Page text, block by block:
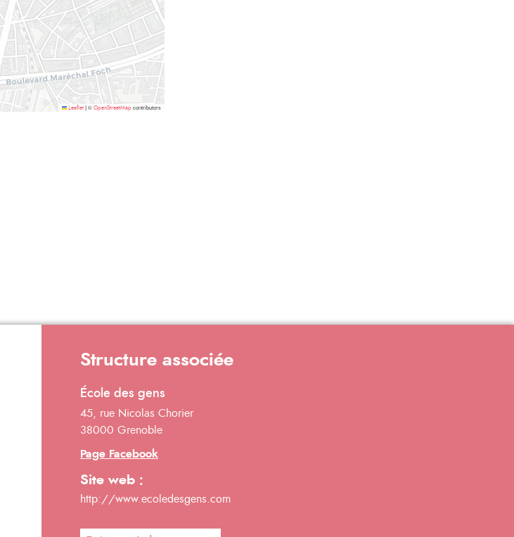
Leaflet © OpenStreetMap contributors
Structure associée
École des gens
45, rue Nicolas Chorier
38000 Grenoble
Page Facebook
Site web :
http://www.ecoledesgens.com